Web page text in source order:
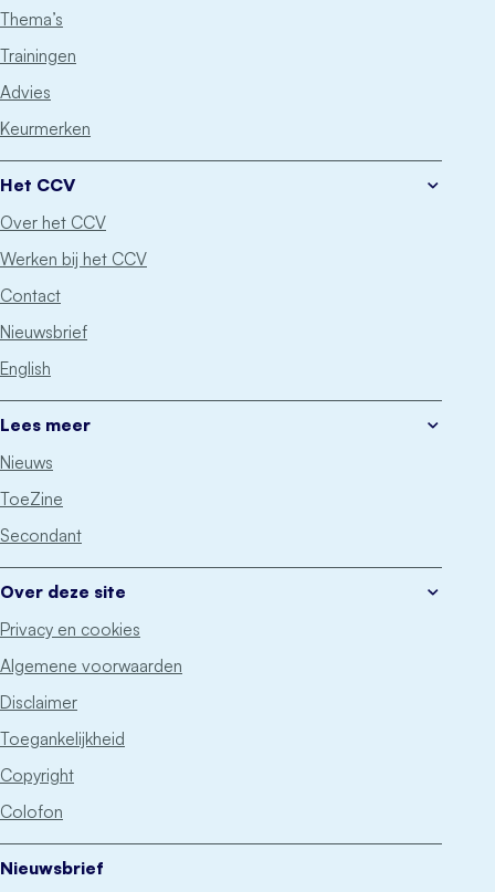
Thema’s
Trainingen
Advies
Keurmerken
Het CCV
Over het CCV
Werken bij het CCV
Contact
Nieuwsbrief
English
Lees meer
Nieuws
ToeZine
Secondant
Over deze site
Privacy en cookies
Algemene voorwaarden
Disclaimer
Toegankelijkheid
Copyright
Colofon
Nieuwsbrief